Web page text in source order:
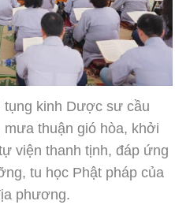
kinh Dược sư cầu
mưa thuận gió hòa, khởi
viện thanh tịnh, đáp ứng
tu học Phật pháp của
phương.